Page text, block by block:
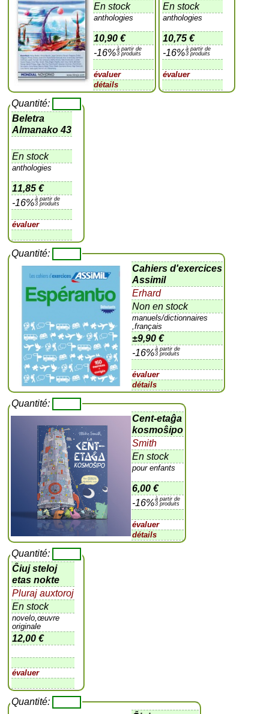
En stock
anthologies
10,90 €
-16%à partir de
3 produits
évaluer
détails
En stock
anthologies
10,75 €
-16%à partir de
3 produits
évaluer
Quantité:
Beletra
Almanako 43
En stock
anthologies
11,85 €
-16%à partir de
3 produits
évaluer
Quantité:
Cahiers d'exercices
Assimil
Erhard
Non en stock
manuels/dictionnaires
,français
±9,90 €
-16%à partir de
3 produits
évaluer
détails
Quantité:
Cent-etaĝa
kosmoŝipo
Smith
En stock
pour enfants
6,00 €
-16%à partir de
3 produits
évaluer
détails
Quantité:
Ĉiuj steloj
etas nokte
Pluraj auxtoroj
En stock
novelo,œuvre
originale
12,00 €
évaluer
Quantité: